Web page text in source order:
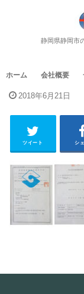
静岡県静岡市
ホーム 会社概要
2018年6月21日
ツイート シ